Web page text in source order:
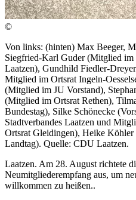
©
Von links: (hinten) Max Beeger,
Siegfried-Karl Guder (Mitglied im
Laatzen), Gundhild Fiedler-
Mitglied im Ortsrat Ingeln-
(Mitglied im JU Vorstand),
(Mitglied im Ortsrat Rethen),
Bundestag), Silke Schönecke
Stadtverbandes Laatzen und
Ortsrat Gleidingen), Heike
Landtag). Quelle: CDU Laatzen.
Laatzen. Am 28. August richtete
Neumitgliederempfang aus, um
willkommen zu heißen..